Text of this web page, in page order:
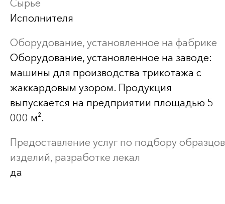
Сырье
Исполнителя
Оборудование, установленное на фабрике
Оборудование, установленное на заводе:
машины для производства трикотажа с
жаккардовым узором. Продукция
выпускается на предприятии площадью 5
000 м².
Предоставление услуг по подбору образцов
изделий, разработке лекал
да